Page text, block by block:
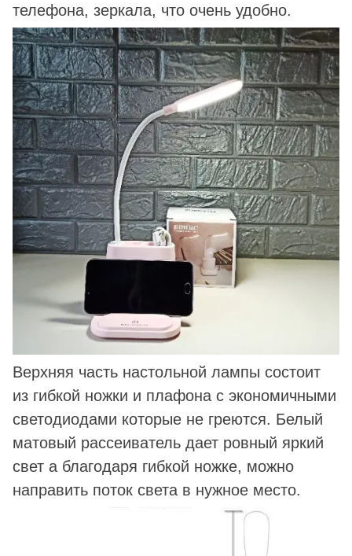
телефона, зеркала, что очень удобно.
Верхняя часть настольной лампы состоит
из гибкой ножки и плафона с экономичными
светодиодами которые не греются. Белый
матовый рассеиватель дает ровный яркий
свет а благодаря гибкой ножке, можно
направить поток света в нужное место.